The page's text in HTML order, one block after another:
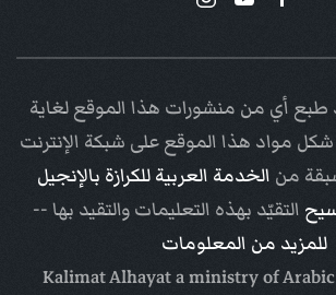
طبع أي من منشورات هذا الموقع لغاية
شكل مواد هذا الموقع على شبكة الإنترنت
من الخدمة العربية للكرازة بالإنجيل
التقيّد بهذه التعليمات والتقيد بها --
للمزيد من المعلومات